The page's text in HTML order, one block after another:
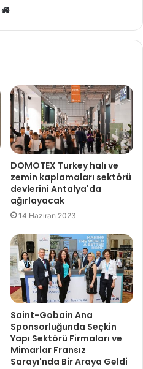
Web
DOMOTEX Turkey halı ve
zemin kaplamaları sektörü
devlerini Antalya'da
ağırlayacak
14 Haziran 2023
Saint-Gobain Ana
Sponsorluğunda Seçkin
Yapı Sektörü Firmaları ve
Mimarlar Fransız
Sarayı'nda Bir Araya Geldi